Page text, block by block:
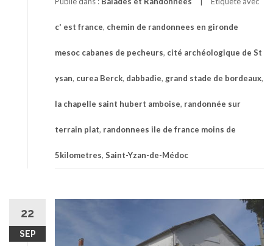
c' est france, chemin de randonnees en gironde
mesoc cabanes de pecheurs, cité archéologique de St
ysan, curea Berck, dabbadie, grand stade de bordeaux,
la chapelle saint hubert amboise, randonnée sur
terrain plat, randonnees ile de france moins de
5kilometres, Saint-Yzan-de-Médoc
22
SEP